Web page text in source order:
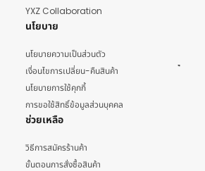
YXZ Collaboration
นโยบาย
นโยบายความเป็นส่วนตัว
เงื่อนไขการเปลี่ยน-คืนสินค้า
นโยบายการใช้คุกกี้
การขอใช้สิทธิ์ข้อมูลส่วนบุคคล
ช่วยเหลือ
วิธีการสมัครร้านค้า
ขั้นตอนการสั่งซื้อสินค้า